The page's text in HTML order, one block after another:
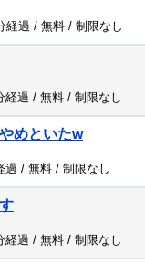
経過 / 無料 / 制限なし
経過 / 無料 / 制限なし
めといたw
過 / 無料 / 制限なし
経過 / 無料 / 制限なし